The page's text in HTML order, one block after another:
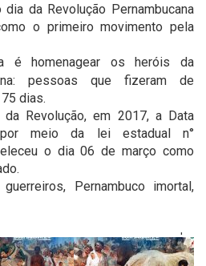
da Revolução Pernambucana
o primeiro movimento pela
é homenagear os heróis da
pessoas que fizeram de
dias.
Revolução, em 2017, a Data
meio da lei estadual n°
o dia 06 de março como
Pernambuco imortal,
'